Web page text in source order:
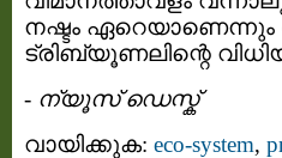
നഷ്ടം ഏറെയാണെന്നും
ട്രിബ്യൂണലിന്റെ
- ന്യൂസ് ഡെസ്ക്
വായിക്കുക: eco-system,